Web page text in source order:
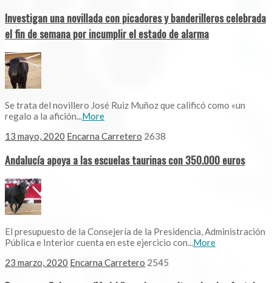
Investigan una novillada con picadores y banderilleros celebrada
el fin de semana por incumplir el estado de alarma
Se trata del novillero José Ruiz Muñoz que calificó como «un
regalo a la afición... More
13 mayo, 2020 Encarna Carretero 2638
Andalucía apoya a las escuelas taurinas con 350.000 euros
El presupuesto de la Consejería de la Presidencia, Administración
Pública e Interior cuenta en este ejercicio con...More
23 marzo, 2020 Encarna Carretero 2545